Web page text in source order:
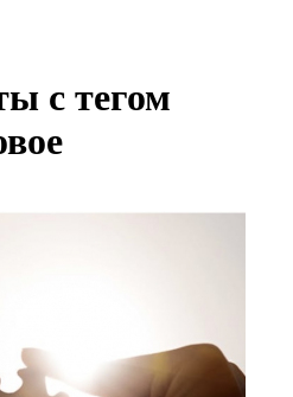
с тегом